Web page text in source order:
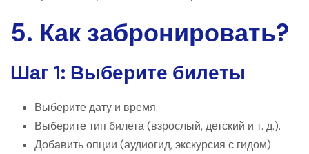
5. Как забронировать?
Шаг 1: Выберите билеты
Выберите дату и время.
Выберите тип билета (взрослый, детский и т. д.).
Добавить опции (аудиогид, экскурсия с гидом)